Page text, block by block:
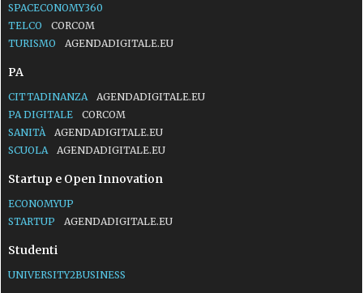
SPACECONOMY360
TELCO
CORCOM
TURISMO
AGENDADIGITALE.EU
PA
CITTADINANZA
AGENDADIGITALE.EU
PA DIGITALE
CORCOM
SANITÀ
AGENDADIGITALE.EU
SCUOLA
AGENDADIGITALE.EU
Startup e Open Innovation
ECONOMYUP
STARTUP
AGENDADIGITALE.EU
Studenti
UNIVERSITY2BUSINESS